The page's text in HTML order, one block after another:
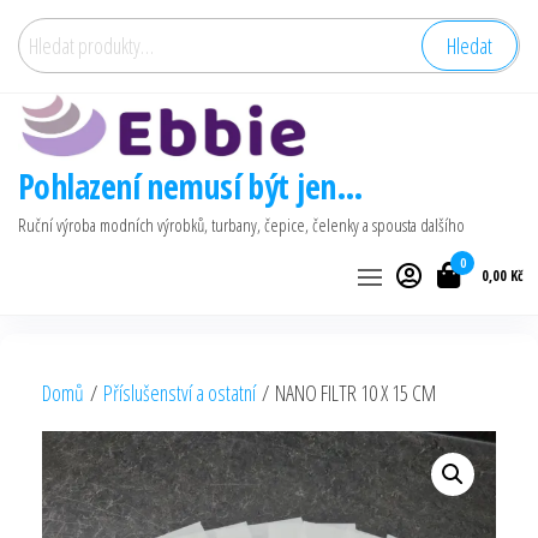
Přeskočit
obsah
Hledat: Hledat
Pohlazení nemusí být jen…
Ruční výroba modních výrobků, turbany, čepice, čelenky a spousta dalšího
0
0,00 Kč
Domů / Příslušenství a ostatní/ NANO FILTR 10 X 15 CM